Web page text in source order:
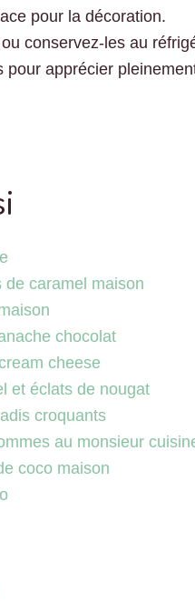
pour la décoration.
conservez-les au
pour apprécier
caramel maison
chocolat
cheese
et éclats de nougat
croquants
au monsieur
coco maison